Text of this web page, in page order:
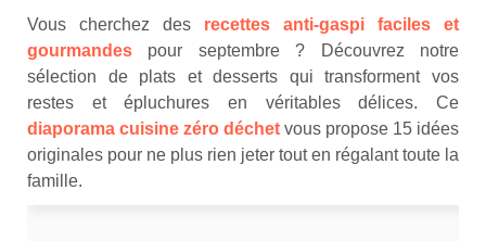
Vous cherchez des recettes anti-gaspi faciles et
gourmandes pour septembre ? Découvrez notre
sélection de plats et desserts qui transforment vos
restes et épluchures en véritables délices. Ce
diaporama cuisine zéro déchet vous propose 15 idées
originales pour ne plus rien jeter tout en régalant toute la
famille.